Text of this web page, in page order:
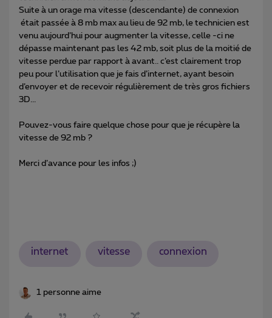
Suite à un orage ma vitesse (descendante) de connexion
était passée à 8 mb max au lieu de 92 mb, le technicien est
venu aujourd’hui pour augmenter la vitesse, celle -ci ne
dépasse maintenant pas les 42 mb, soit plus de la moitié de
vitesse perdue par rapport à avant.. c’est clairement trop
peu pour l’utilisation que je fais d’internet, ayant besoin
d’envoyer et de recevoir régulièrement de très gros fichiers
3D...
Pouvez-vous faire quelque chose pour que je récupère la
vitesse de 92 mb ?
Merci d’avance pour les infos ;)
internet vitesse connexion
1 personne aime